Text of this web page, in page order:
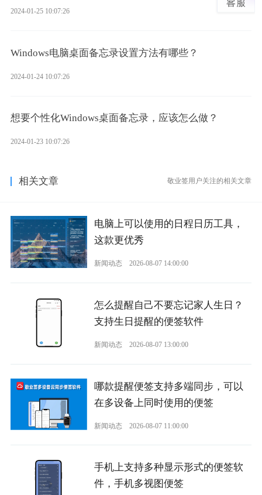
2024-01-25 10:07:26
Windows电脑桌面备忘录设置方法有哪些？
2024-01-24 10:07:26
想要个性化Windows桌面备忘录，应该怎么做？
2024-01-23 10:07:26
相关文章 敬业签用户关注的相关文章
电脑上可以使用的日程日历工具，
这款更优秀
新闻动态 2026-08-07 14:00:00
怎么提醒自己不要忘记家人生日？
支持生日提醒的便签软件
新闻动态 2026-08-07 13:00:00
哪款提醒便签支持多端同步，可以
在多设备上同时使用的便签
新闻动态 2026-08-07 11:00:00
手机上支持多种显示形式的便签软
件，手机多视图便签